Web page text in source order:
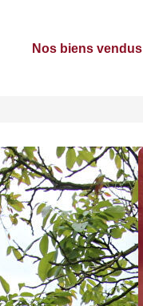
Nos biens vendus